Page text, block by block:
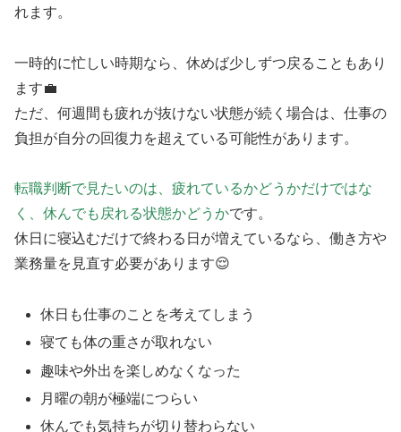
れます。
一時的に忙しい時期なら、休めば少しずつ戻ることもあり
ます💼
ただ、何週間も疲れが抜けない状態が続く場合は、仕事の
負担が自分の回復力を超えている可能性があります。
転職判断で見たいのは、疲れているかどうかだけではな
く、休んでも戻れる状態かどうかです。
休日に寝込むだけで終わる日が増えているなら、働き方や
業務量を見直す必要があります😌
休日も仕事のことを考えてしまう
寝ても体の重さが取れない
趣味や外出を楽しめなくなった
月曜の朝が極端につらい
休んでも気持ちが切り替わらない